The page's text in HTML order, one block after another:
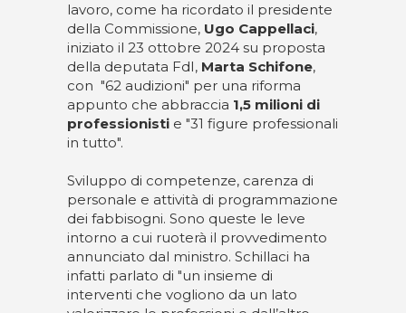
lavoro, come ha ricordato il presidente
della Commissione, Ugo Cappellaci,
iniziato il 23 ottobre 2024 su proposta
della deputata FdI, Marta Schifone,
con "62 audizioni" per una riforma
appunto che abbraccia 1,5 milioni di
professionisti e "31 figure professionali
in tutto".
Sviluppo di competenze, carenza di
personale e attività di programmazione
dei fabbisogni. Sono queste le leve
intorno a cui ruoterà il provvedimento
annunciato dal ministro. Schillaci ha
infatti parlato di "un insieme di
interventi che vogliono da un lato